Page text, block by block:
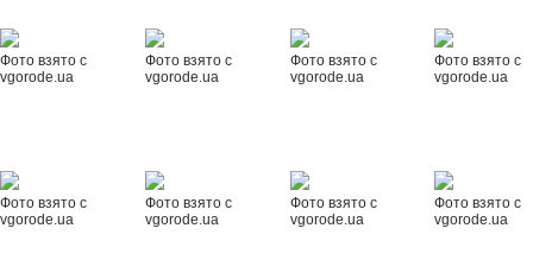
Фото взято с
vgorode.ua
Фото взято с
vgorode.ua
Фото взято с
vgorode.ua
Фото взято с
vgorode.ua
Фото взято с
vgorode.ua
Фото взято с
vgorode.ua
Фото взято с
vgorode.ua
Фото взято с
vgorode.ua